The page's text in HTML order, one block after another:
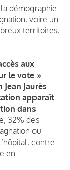
démographie
voire un
territoires,
aux
le vote »
Jaurès
apparaît
dans
32% des
ou
contre
en